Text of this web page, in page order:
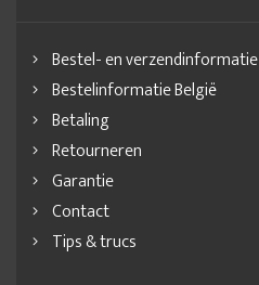
Bestel- en verzendinformatie
Bestelinformatie België
Betaling
Retourneren
Garantie
Contact
Tips & trucs